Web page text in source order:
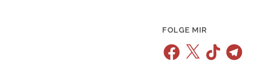
FOLGE MIR
Facebook
X TikTokTelegram